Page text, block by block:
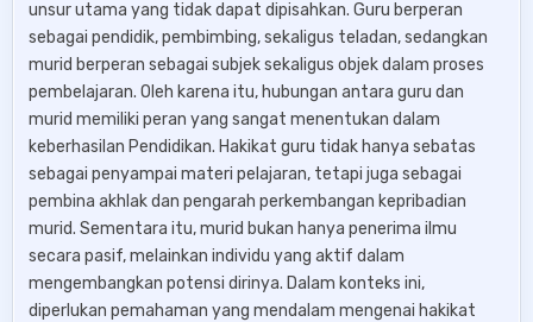
unsur utama yang tidak dapat dipisahkan. Guru berperan
sebagai pendidik, pembimbing, sekaligus teladan, sedangkan
murid berperan sebagai subjek sekaligus objek dalam proses
pembelajaran. Oleh karena itu, hubungan antara guru dan
murid memiliki peran yang sangat menentukan dalam
keberhasilan Pendidikan. Hakikat guru tidak hanya sebatas
sebagai penyampai materi pelajaran, tetapi juga sebagai
pembina akhlak dan pengarah perkembangan kepribadian
murid. Sementara itu, murid bukan hanya penerima ilmu
secara pasif, melainkan individu yang aktif dalam
mengembangkan potensi dirinya. Dalam konteks ini,
diperlukan pemahaman yang mendalam mengenai hakikat